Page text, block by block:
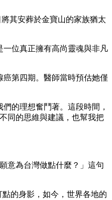
其安葬於⾦寶⼭的家族猶太
位真正擁有⾼尚靈魂與非凡
癌第四期。醫師當時預估她僅
的理想奮⾾著。這段時間，
同的思維與建議，也幫我把
意為台灣做點什麼？」這句
的⾝影，如今，世界各地的